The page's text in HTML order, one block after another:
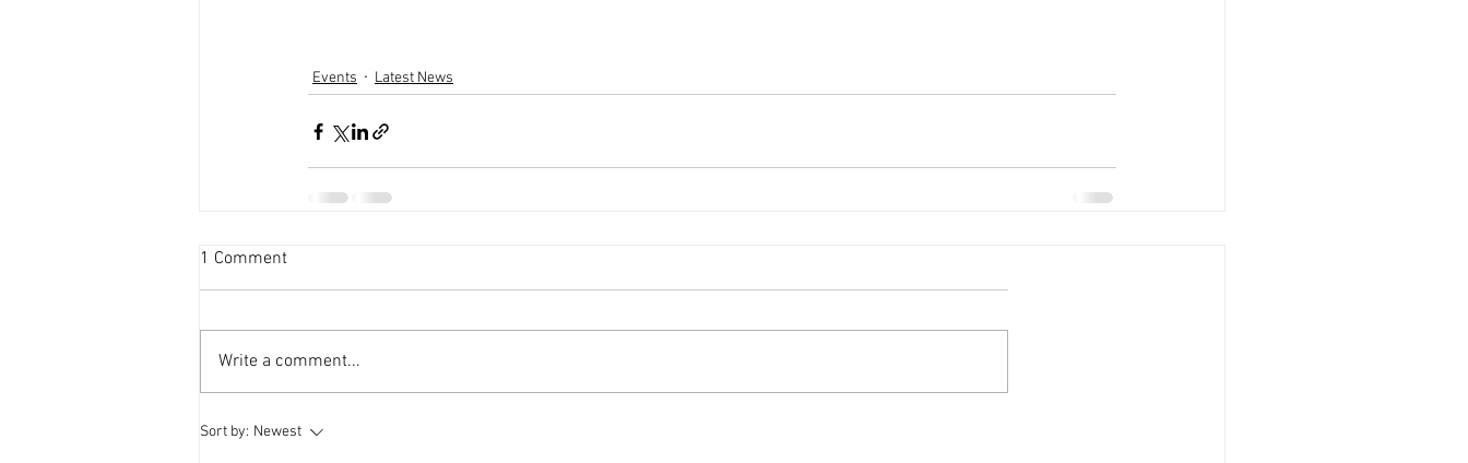
Events Latest News
1 Comment
Write a comment...
Sort by: Newest